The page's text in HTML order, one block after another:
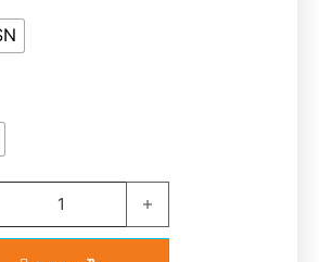
ASSN US1964 V1 გოგოს ორეული